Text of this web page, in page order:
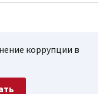
коррупции в